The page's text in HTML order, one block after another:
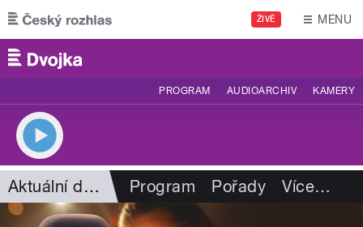
Přejít k hlavnímu obsahu
ŽIVĚ MENU
PROGRAM AUDIOARCHIV KAMERY
Aktuální dění Program Pořady Více…